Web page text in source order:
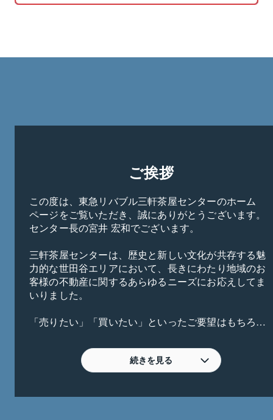
ご挨拶
この度は、東急リバブル三軒茶屋センターのホーム
ページをご覧いただき、誠にありがとうございます。
センター長の宮井 宏和でございます。
三軒茶屋センターは、歴史と新しい文化が共存する魅
力的な世田谷エリアにおいて、長きにわたり地域のお
客様の不動産に関するあらゆるニーズにお応えしてま
いりました。
「売りたい」「買いたい」といったご要望はもちろん
したい」など、不動産にまつわる様々なお悩みやご相
談に、一つひとつ真摯に向き合います。
続きを見る